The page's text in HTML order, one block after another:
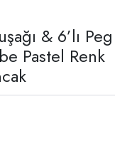
& 6’lı Peg
Pastel Renk